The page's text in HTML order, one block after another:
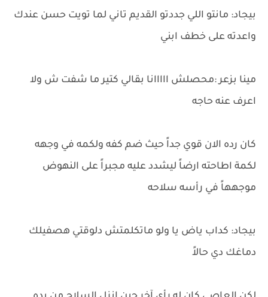
بيجاد: مانتو اللي جددتو القديم تاني لما تويت حسن عندك
واعدته على خطف ابني
مينا بزعر :محصلش ااااانا بقالي كتير ما شفت ش ولا
اعرف عنه حاجه
كان رده الان قوي جداً حيث ضم كفه ولكمه في وجهه
لكمة اطاحته ارضاً ليشدد عليه مجبراً على النهوض
موجههاً في رأسه سلاحه
بيجاد: كداب ياض يا ولو ماتكلمتش دلوقتي هصفيلك
دماغك دي حالاً